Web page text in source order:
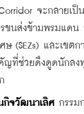
จะกลายเป็
ขนส่งข้ามพรมแดน
ษ (SEZs) และเขตกา
ญที่ช่วยดึงดูดนักลง
จวัฒนาเลิศ กรรม